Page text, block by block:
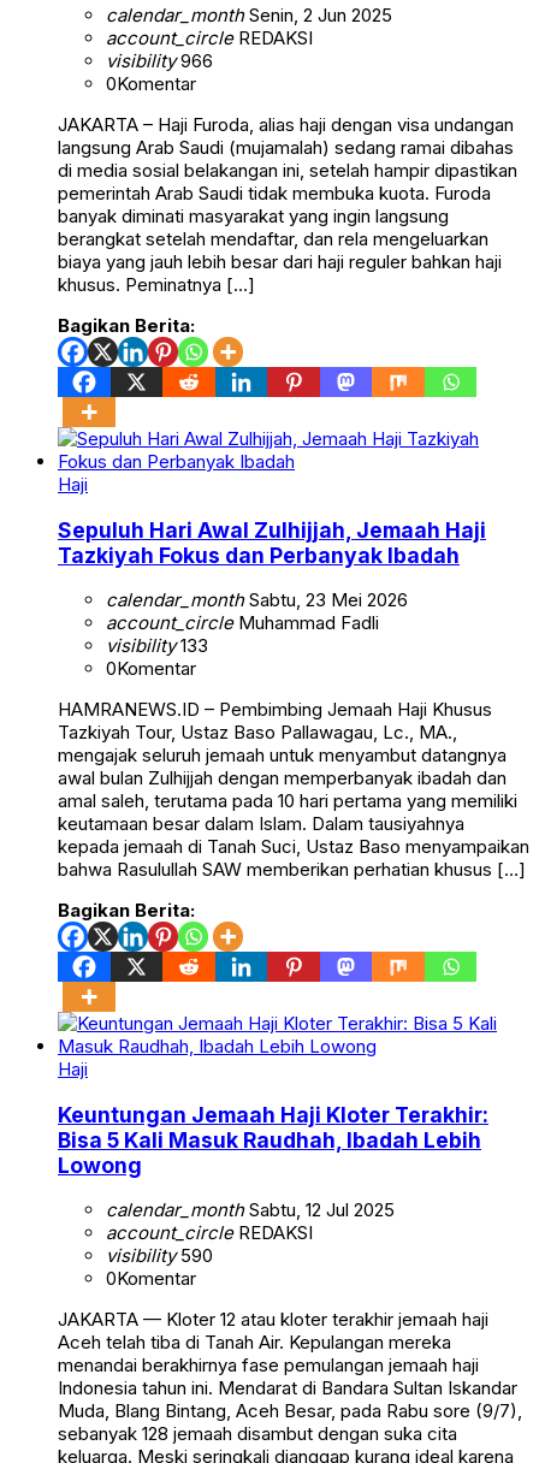
calendar_monthSenin, 2 Jun 2025
account_circleREDAKSI
visibility966
0Komentar
JAKARTA – Haji Furoda, alias haji dengan visa undangan
langsung Arab Saudi (mujamalah) sedang ramai dibahas
di media sosial belakangan ini, setelah hampir dipastikan
pemerintah Arab Saudi tidak membuka kuota. Furoda
banyak diminati masyarakat yang ingin langsung
berangkat setelah mendaftar, dan rela mengeluarkan
biaya yang jauh lebih besar dari haji reguler bahkan haji
khusus. Peminatnya […]
Bagikan Berita:
Haji
Sepuluh Hari Awal Zulhijjah, Jemaah Haji
Tazkiyah Fokus dan Perbanyak Ibadah
calendar_monthSabtu, 23 Mei 2026
account_circleMuhammad Fadli
visibility133
0Komentar
HAMRANEWS.ID – Pembimbing Jemaah Haji Khusus
Tazkiyah Tour, Ustaz Baso Pallawagau, Lc., MA.,
mengajak seluruh jemaah untuk menyambut datangnya
awal bulan Zulhijjah dengan memperbanyak ibadah dan
amal saleh, terutama pada 10 hari pertama yang memiliki
keutamaan besar dalam Islam. Dalam tausiyahnya
kepada jemaah di Tanah Suci, Ustaz Baso menyampaikan
bahwa Rasulullah SAW memberikan perhatian khusus […]
Bagikan Berita:
Haji
Keuntungan Jemaah Haji Kloter Terakhir:
Bisa 5 Kali Masuk Raudhah, Ibadah Lebih
Lowong
calendar_monthSabtu, 12 Jul 2025
account_circleREDAKSI
visibility590
0Komentar
JAKARTA — Kloter 12 atau kloter terakhir jemaah haji
Aceh telah tiba di Tanah Air. Kepulangan mereka
menandai berakhirnya fase pemulangan jemaah haji
Indonesia tahun ini. Mendarat di Bandara Sultan Iskandar
Muda, Blang Bintang, Aceh Besar, pada Rabu sore (9/7),
sebanyak 128 jemaah disambut dengan suka cita
keluarga. Meski seringkali dianggap kurang ideal karena